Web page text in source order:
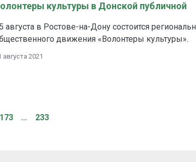
культуры в Донской публичной
августа в Ростове-на-Дону состоится
движения «Волонтеры культуры».
августа 2021
173 ... 233